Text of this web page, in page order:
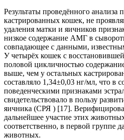
Результаты проведённого анализа
кастрированных кошек, не
удаления матки и яичников
низкое содержание АМГ в
совпадающее с данными,
У четырёх кошек с
половой цикличностью
выше, чем у остальных
составляло 1,34±0,03 нг/мл, что в
поведенческими признаками
свидетельствовало в пользу
яичника (СРЯ ) [17].
дальнейшее участие этих
соответственно, в первой группе
животных.